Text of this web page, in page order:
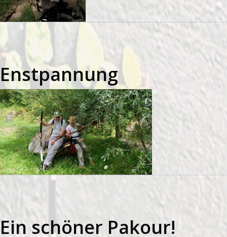
Enstpannung
Ein schöner Pakour!